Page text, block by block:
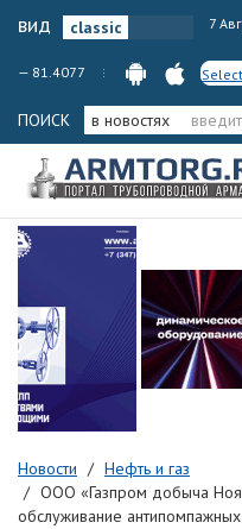
вид 7
— 81.4077
ПОИСК в новостях
Новости
Нефть и газ
ООО «Газпром добыча
обслуживание